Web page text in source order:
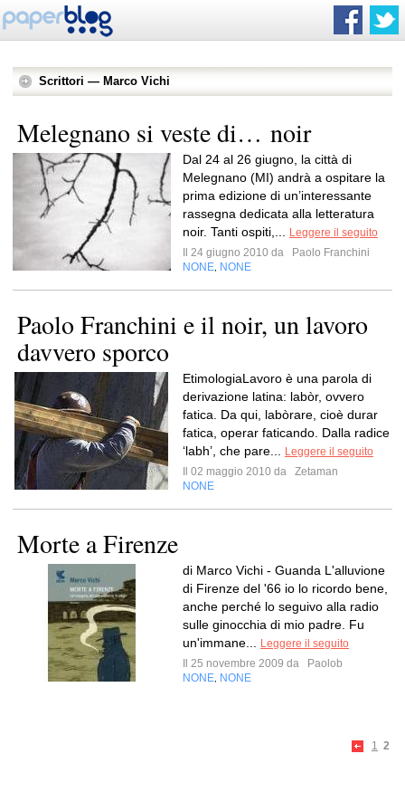
Scrittori — Marco Vichi
Melegnano si veste di… noir
Dal 24 al 26 giugno, la città di
Melegnano (MI) andrà a ospitare la
prima edizione di un’interessante
rassegna dedicata alla letteratura
noir. Tanti ospiti,...
Leggere il seguito
Il 24 giugno 2010 da
Paolo Franchini
NONE NONE
Paolo Franchini e il noir, un lavoro
davvero sporco
EtimologiaLavoro è una parola di
derivazione latina: labòr, ovvero
fatica. Da qui, labòrare, cioè durar
fatica, operar faticando. Dalla radice
‘labh’, che pare...
Leggere il seguito
Il 02 maggio 2010 da
Zetaman
NONE
Morte a Firenze
di Marco Vichi - Guanda L'alluvione
di Firenze del '66 io lo ricordo bene,
anche perché lo seguivo alla radio
sulle ginocchia di mio padre. Fu
un'immane...
Leggere il seguito
Il 25 novembre 2009 da
Paolob
NONE NONE
1 2